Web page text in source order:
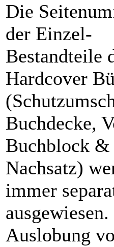
Die
der Einzel-
Bestandteile
Hardcover
Buchdecke,
Buchblock &
Nachsatz)
immer
Auslobung